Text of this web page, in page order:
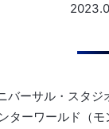
ーサル・スタ
ターワールド（